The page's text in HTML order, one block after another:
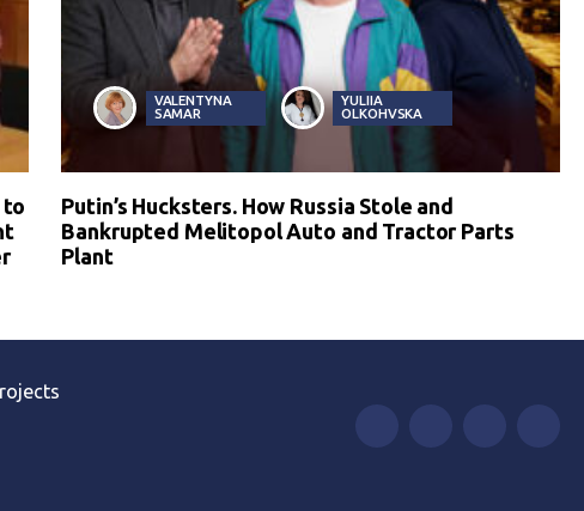
to
VALENTYNA
SAMAR
YULIIA
OLKOHVSKA
Putin’s Hucksters. How Russia Stole and
Bankrupted Melitopol Auto and Tractor Parts
Plant